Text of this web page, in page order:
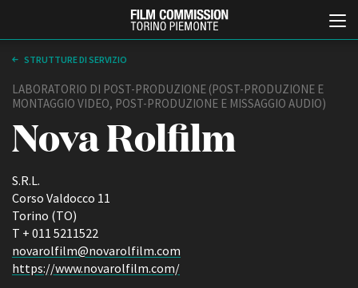
ABOUT
Chi siamo
STRUTTURE DI SERVIZIO
LABORATORIO DI POST-PRODUZIONE (POST-PRODUZIONE E
MONTAGGIO VIDEO, POST-PRODUZIONE E MISSAGGIO AUDIO)
Nova Rolfilm
S.R.L.
Corso Valdocco 11
Torino (TO)
T + 011 5211522
novarolfilm@novarolfilm.com
https://www.novarolfilm.com/